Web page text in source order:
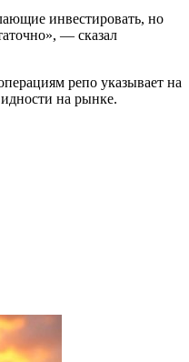
инвестировать, но
— сказал
репо указывает на
на рынке.